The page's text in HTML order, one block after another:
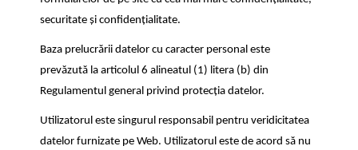
securitate și confidențialitate.
Baza prelucrării datelor cu caracter personal este
prevăzută la articolul 6 alineatul (1) litera (b) din
Regulamentul general privind protecția datelor.
Utilizatorul este singurul responsabil pentru veridicitatea
datelor furnizate pe Web. Utilizatorul este de acord să nu